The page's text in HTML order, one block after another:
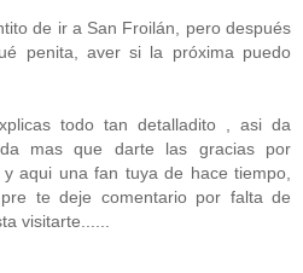
de ir a San Froilán, pero después
penita, aver si la próxima puedo
todo tan detalladito , asi da
mas que darte las gracias por
aqui una fan tuya de hace tiempo,
te deje comentario por falta de
visitarte......